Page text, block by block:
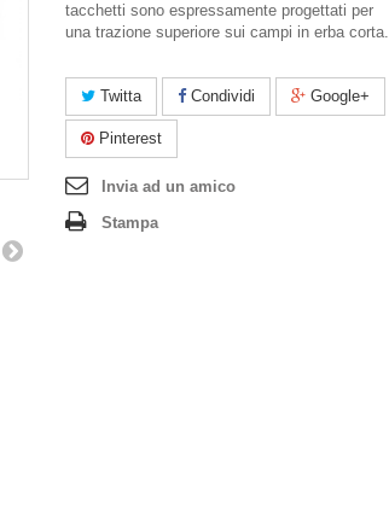
tacchetti sono espressamente progettati per
una trazione superiore sui campi in erba corta.
Twitta Condividi Google+
Pinterest
Invia ad un amico
Stampa